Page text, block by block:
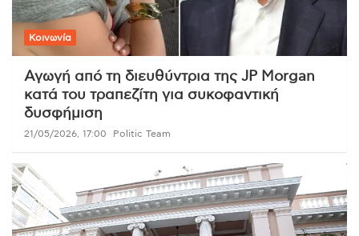
Κοινωνία
Αγωγή από τη διευθύντρια της JP Morgan
κατά του τραπεζίτη για συκοφαντική
δυσφήμιση
21/05/2026, 17:00 Politic Team